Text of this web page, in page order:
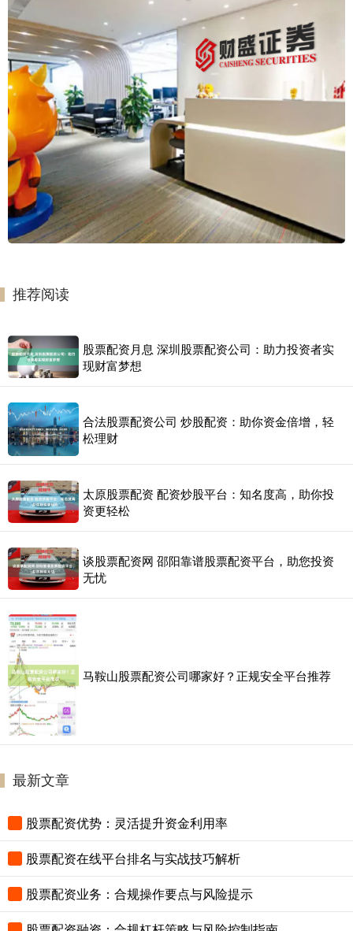
推荐阅读
股票配资月息 深圳股票配资公司：助力投资者实
现财富梦想
合法股票配资公司 炒股配资：助你资金倍增，轻
松理财
太原股票配资 配资炒股平台：知名度高，助你投
资更轻松
谈股票配资网 邵阳靠谱股票配资平台，助您投资
无忧
马鞍山股票配资公司哪家好？正规安全平台推荐
最新文章
股票配资优势：灵活提升资金利用率
股票配资在线平台排名与实战技巧解析
股票配资业务：合规操作要点与风险提示